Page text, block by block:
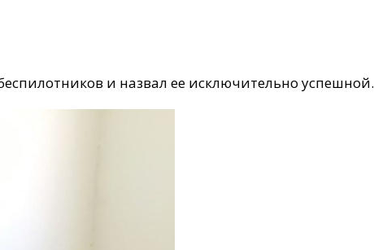
и назвал ее исключительно успешной.